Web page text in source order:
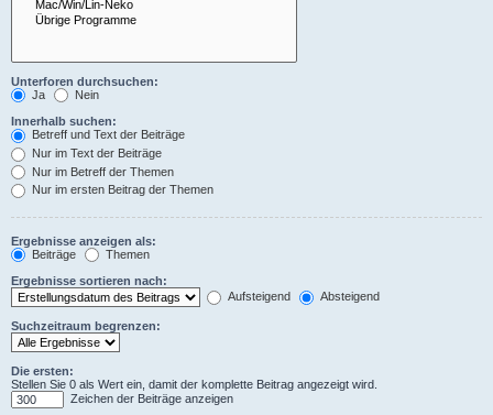
Unterforen durchsuchen:
Ja
Nein
Innerhalb suchen:
Betreff und Text der Beiträge
Nur im Text der Beiträge
Nur im Betreff der Themen
Nur im ersten Beitrag der Themen
Ergebnisse anzeigen als:
Beiträge
Themen
Ergebnisse sortieren nach:
Aufsteigend
Absteigend
Suchzeitraum begrenzen:
Die ersten:
Stellen Sie 0 als Wert ein, damit der komplette Beitrag angezeigt wird.
Zeichen der Beiträge anzeigen